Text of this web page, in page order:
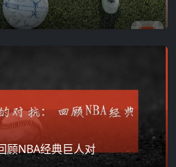
顾NBA经典巨人对